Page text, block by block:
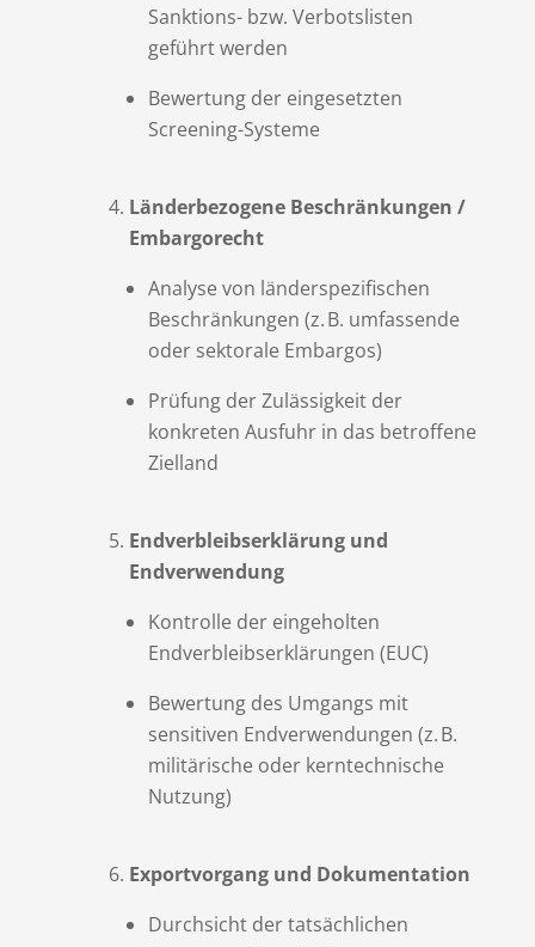
Sanktions- bzw. Verbotslisten
geführt werden
Bewertung der eingesetzten
Screening-Systeme
Länderbezogene Beschränkungen /
Embargorecht
Analyse von länderspezifischen
Beschränkungen (z. B. umfassende
oder sektorale Embargos)
Prüfung der Zulässigkeit der
konkreten Ausfuhr in das betroffene
Zielland
Endverbleibserklärung und
Endverwendung
Kontrolle der eingeholten
Endverbleibserklärungen (EUC)
Bewertung des Umgangs mit
sensitiven Endverwendungen (z. B.
militärische oder kerntechnische
Nutzung)
Exportvorgang und Dokumentation
Durchsicht der tatsächlichen